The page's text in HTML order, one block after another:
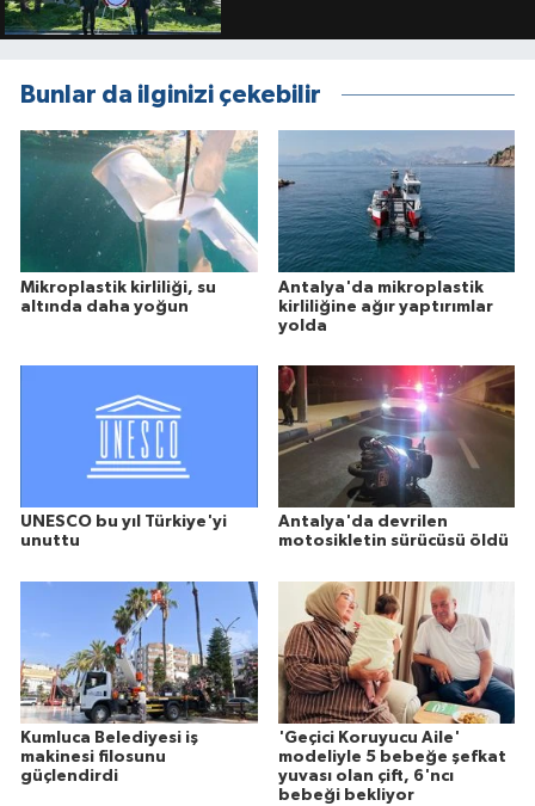
Bunlar da ilginizi çekebilir
Mikroplastik kirliliği, su
altında daha yoğun
Antalya'da mikroplastik
kirliliğine ağır yaptırımlar
yolda
UNESCO bu yıl Türkiye'yi
unuttu
Antalya'da devrilen
motosikletin sürücüsü öldü
Kumluca Belediyesi iş
makinesi filosunu
güçlendirdi
'Geçici Koruyucu Aile'
modeliyle 5 bebeğe şefkat
yuvası olan çift, 6'ncı
bebeği bekliyor